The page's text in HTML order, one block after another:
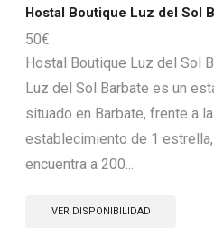
Hostal Boutique Luz del Sol
50€
Hostal Boutique Luz del Sol
Luz del Sol Barbate es un
situado en Barbate, frente a
establecimiento de 1
encuentra a 200...
VER DISPONIBILIDAD